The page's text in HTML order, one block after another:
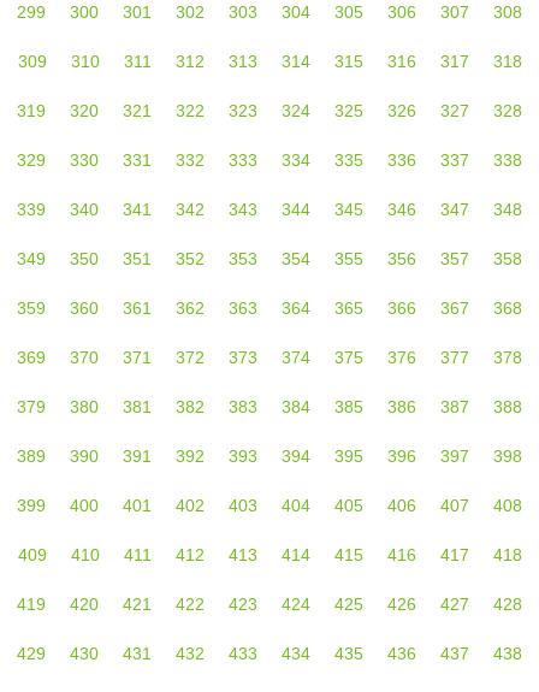
299 300 301 302 303 304 305 306 307 308
309 310 311 312 313 314 315 316 317 318
319 320 321 322 323 324 325 326 327 328
329 330 331 332 333 334 335 336 337 338
339 340 341 342 343 344 345 346 347 348
349 350 351 352 353 354 355 356 357 358
359 360 361 362 363 364 365 366 367 368
369 370 371 372 373 374 375 376 377 378
379 380 381 382 383 384 385 386 387 388
389 390 391 392 393 394 395 396 397 398
399 400 401 402 403 404 405 406 407 408
409 410 411 412 413 414 415 416 417 418
419 420 421 422 423 424 425 426 427 428
429 430 431 432 433 434 435 436 437 438